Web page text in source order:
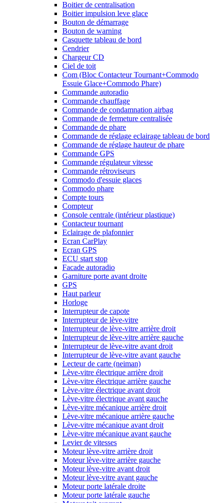
Boitier de centralisation
Boitier impulsion leve glace
Bouton de démarrage
Bouton de warning
Casquette tableau de bord
Cendrier
Chargeur CD
Ciel de toit
Com (Bloc Contacteur Tournant+Commodo
Essuie Glace+Commodo Phare)
Commande autoradio
Commande chauffage
Commande de condamnation airbag
Commande de fermeture centralisée
Commande de phare
Commande de réglage eclairage tableau de bord
Commande de réglage hauteur de phare
Commande GPS
Commande régulateur vitesse
Commande rétroviseurs
Commodo d'essuie glaces
Commodo phare
Compte tours
Compteur
Console centrale (intérieur plastique)
Contacteur tournant
Eclairage de plafonnier
Ecran CarPlay
Ecran GPS
ECU start stop
Facade autoradio
Garniture porte avant droite
GPS
Haut parleur
Horloge
Interrupteur de capote
Interrupteur de lève-vitre
Interrupteur de lève-vitre arrière droit
Interrupteur de lève-vitre arrière gauche
Interrupteur de lève-vitre avant droit
Interrupteur de lève-vitre avant gauche
Lecteur de carte (neiman)
Lève-vitre électrique arrière droit
Lève-vitre électrique arrière gauche
Lève-vitre électrique avant droit
Lève-vitre électrique avant gauche
Lève-vitre mécanique arrière droit
Lève-vitre mécanique arrière gauche
Lève-vitre mécanique avant droit
Lève-vitre mécanique avant gauche
Levier de vitesses
Moteur lève-vitre arrière droit
Moteur lève-vitre arrière gauche
Moteur lève-vitre avant droit
Moteur lève-vitre avant gauche
Moteur porte latérale droite
Moteur porte latérale gauche